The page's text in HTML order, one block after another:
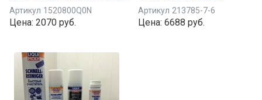
Артикул 1520800Q0N
Цена: 2070 руб.
Артикул 213785-7-6
Цена: 6688 руб.